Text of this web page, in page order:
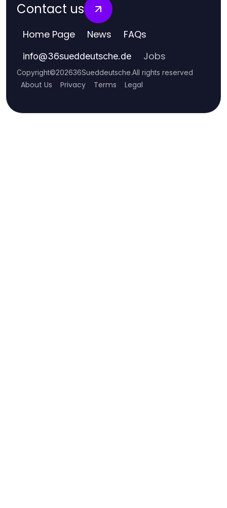
Contact us
Home Page News FAQs
info@36sueddeutsche.de Jobs
Copyright©202636Sueddeutsche.All rights reserved
About Us Privacy Terms Legal